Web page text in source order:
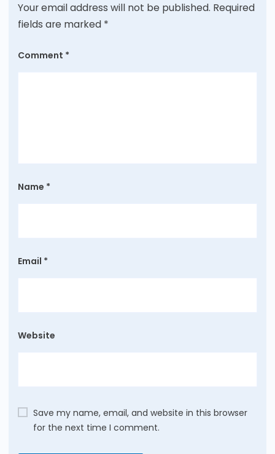
Your email address will not be published. Required
fields are marked *
Comment *
Name *
Email *
Website
Save my name, email, and website in this browser
for the next time I comment.